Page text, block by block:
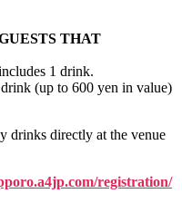
THAT
1 drink.
(up to 600 yen in value)
drinks directly at the venue
registration/